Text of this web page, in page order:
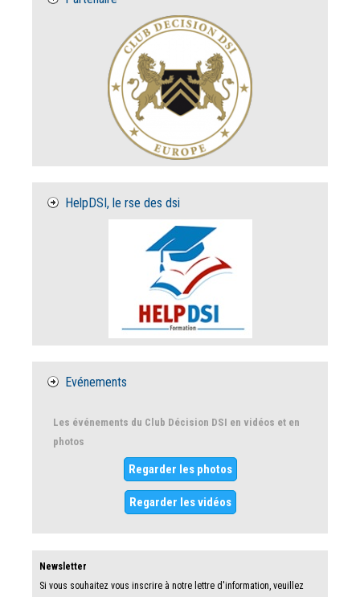
HelpDSI, le rse des dsi
Evénements
Les événements du Club Décision DSI en vidéos et en
photos
Regarder les photos
Regarder les vidéos
Newsletter
Si vous souhaitez vous inscrire à notre lettre d'information, veuillez